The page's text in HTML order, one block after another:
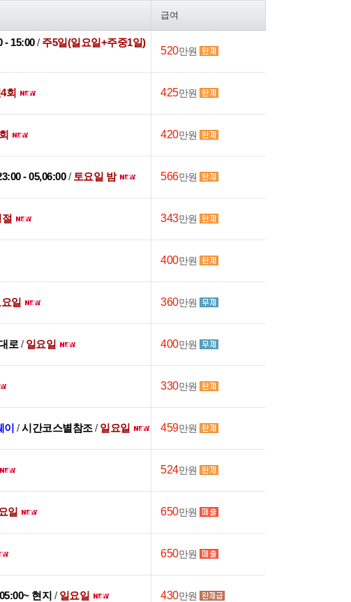
급여
- 15:00/ 주5일(일요일+주중1일)
520만원
회 425만원
420만원
- 05,06:00/ 토요일 밤 566만원
343만원
400만원
일 360만원
로 / 일요일 400만원
330만원
이 /시간코스별참조/ 일요일 459만원
524만원
일 650만원
650만원
05:00~ 현지 / 일요일 430만원